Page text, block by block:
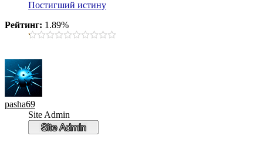
Постигший истину
Рейтинг: 1.89%
pasha69
Site Admin